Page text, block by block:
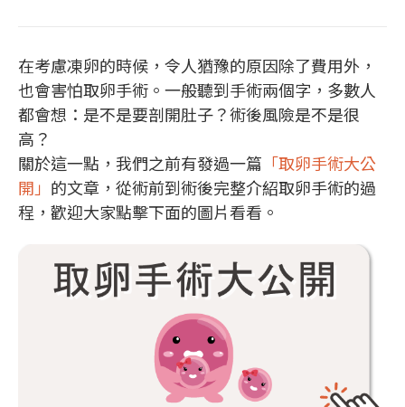
在考慮凍卵的時候，令人猶豫的原因除了費用外，
也會害怕取卵手術。一般聽到手術兩個字，多數人
都會想：是不是要剖開肚子？術後風險是不是很
高？
關於這一點，我們之前有發過一篇 「取卵手術大公
開」 的文章，從術前到術後完整介紹取卵手術的過
程，歡迎大家點擊下面的圖片看看。